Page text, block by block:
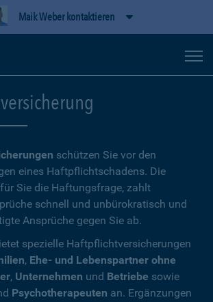
Maik Weber kontaktieren
schützen Sie vor den
eines Haftpflichtschadens. Die
Sie die Haftungsfrage, zahlt
schnell und unbürokratisch und
Ansprüche gegen Sie ab.
spezielle Haftpflichtversicherungen
, Ehe- und Lebenspartner ohne
, Unternehmen und Betriebe sowie
Psychotherapeuten an. Ergänzungen